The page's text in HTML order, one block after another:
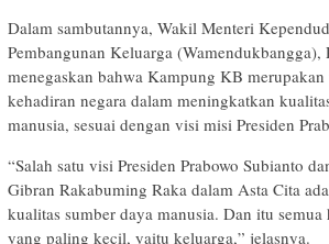
Dalam sambutannya, Wakil Menteri
Pembangunan Keluarga (Wamendukbangga),
menegaskan bahwa Kampung KB
kehadiran negara dalam meningkatkan
manusia, sesuai dengan visi misi Presiden
“Salah satu visi Presiden Prabowo Subianto
Gibran Rakabuming Raka dalam Asta Cita
kualitas sumber daya manusia. Dan itu
yang paling kecil, yaitu keluarga,” jelasnya.